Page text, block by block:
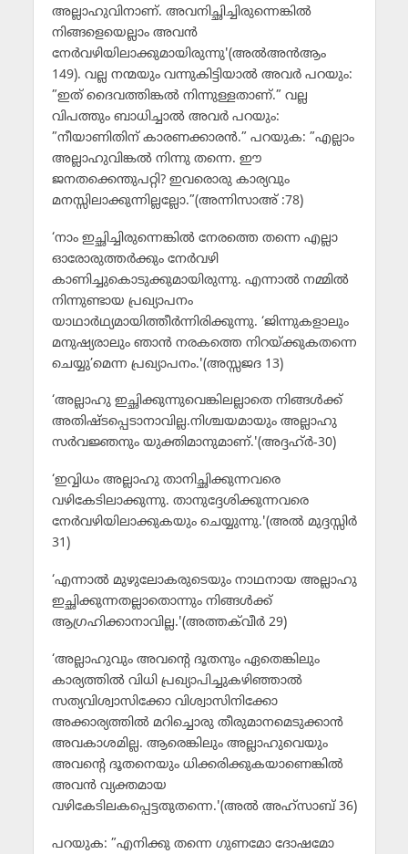
അല്ലാഹുവിനാണ്. അവനിച്ഛിച്ചിരുന്നെങ്കില്‍
നിങ്ങളെയെല്ലാം അവന്‍
നേര്‍വഴിയിലാക്കുമായിരുന്നു'(അല്‍അന്‍ആം
149). വല്ല നന്മയും വന്നുകിട്ടിയാല്‍ അവര്‍ പറയും:
”ഇത് ദൈവത്തിങ്കല്‍ നിന്നുള്ളതാണ്.” വല്ല
വിപത്തും ബാധിച്ചാല്‍ അവര്‍ പറയും:
”നീയാണിതിന് കാരണക്കാരന്‍.” പറയുക: ”എല്ലാം
അല്ലാഹുവിങ്കല്‍ നിന്നു തന്നെ. ഈ
ജനതക്കെന്തുപറ്റി? ഇവരൊരു കാര്യവും
മനസ്സിലാക്കുന്നില്ലല്ലോ.”(അന്നിസാഅ് :78)
‘നാം ഇച്ഛിച്ചിരുന്നെങ്കില്‍ നേരത്തെ തന്നെ എല്ലാ
ഓരോരുത്തര്‍ക്കും നേര്‍വഴി
കാണിച്ചുകൊടുക്കുമായിരുന്നു. എന്നാല്‍ നമ്മില്‍
നിന്നുണ്ടായ പ്രഖ്യാപനം
യാഥാര്‍ഥ്യമായിത്തീര്‍ന്നിരിക്കുന്നു. ‘ജിന്നുകളാലും
മനുഷ്യരാലും ഞാന്‍ നരകത്തെ നിറയ്ക്കുകതന്നെ
ചെയ്യു’മെന്ന പ്രഖ്യാപനം.'(അസ്സജദ 13)
‘അല്ലാഹു ഇച്ഛിക്കുന്നുവെങ്കിലല്ലാതെ നിങ്ങള്‍ക്ക്
അതിഷ്ടപ്പെടാനാവില്ല.നിശ്ചയമായും അല്ലാഹു
സര്‍വജ്ഞനും യുക്തിമാനുമാണ്.'(അദ്ദഹ്ര്‍-30)
‘ഇവ്വിധം അല്ലാഹു താനിച്ഛിക്കുന്നവരെ
വഴികേടിലാക്കുന്നു. താനുദ്ദേശിക്കുന്നവരെ
നേര്‍വഴിയിലാക്കുകയും ചെയ്യുന്നു.'(അല്‍ മുദ്ദസ്സിര്‍
31)
‘എന്നാല്‍ മുഴുലോകരുടെയും നാഥനായ അല്ലാഹു
ഇച്ഛിക്കുന്നതല്ലാതൊന്നും നിങ്ങള്‍ക്ക്
ആഗ്രഹിക്കാനാവില്ല.'(അത്തക്‌വീര്‍ 29)
‘അല്ലാഹുവും അവന്റെ ദൂതനും ഏതെങ്കിലും
കാര്യത്തില്‍ വിധി പ്രഖ്യാപിച്ചുകഴിഞ്ഞാല്‍
സത്യവിശ്വാസിക്കോ വിശ്വാസിനിക്കോ
അക്കാര്യത്തില്‍ മറിച്ചൊരു തീരുമാനമെടുക്കാന്‍
അവകാശമില്ല. ആരെങ്കിലും അല്ലാഹുവെയും
അവന്റെ ദൂതനെയും ധിക്കരിക്കുകയാണെങ്കില്‍
അവന്‍ വ്യക്തമായ
വഴികേടിലകപ്പെട്ടതുതന്നെ.'(അല്‍ അഹ്‌സാബ് 36)
പറയുക: ”എനിക്കു തന്നെ ഗുണമോ ദോഷമോ